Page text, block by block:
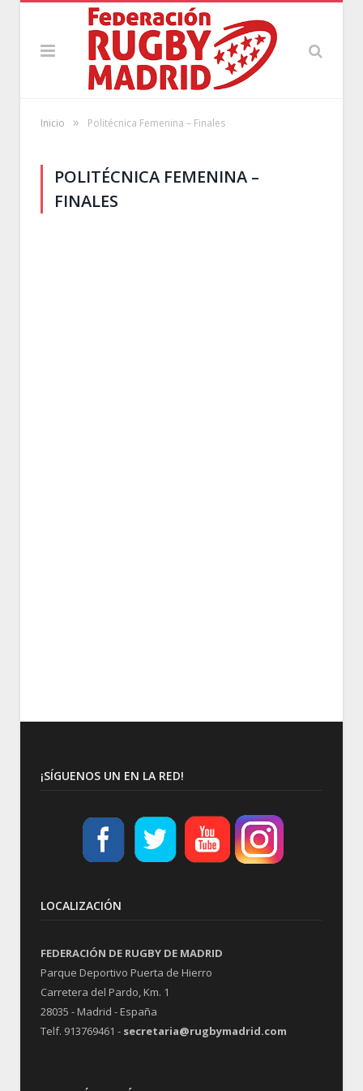
Inicio » Politécnica Femenina – Finales
POLITÉCNICA FEMENINA –
FINALES
¡SÍGUENOS UN EN LA RED!
LOCALIZACIÓN
FEDERACIÓN DE RUGBY DE MADRID
Parque Deportivo Puerta de Hierro
Carretera del Pardo, Km. 1
28035 - Madrid - España
Telf. 913769461 - secretaria@rugbymadrid.com